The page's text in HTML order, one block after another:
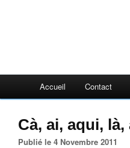
Accueil Contact
Cà, ai, aqui, là,
Publié le 4 Novembre 2011